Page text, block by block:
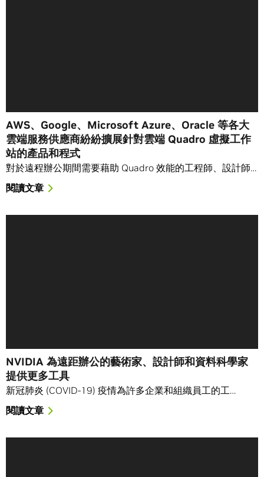
AWS、Google、Microsoft Azure、Oracle 等各大
雲端服務供應商紛紛擴展針對雲端 Quadro 虛擬工作
站的產品和程式
對於遠程辦公期間需要藉助 Quadro 效能的工程師、設計師…
閱讀文章
NVIDIA 為遠距辦公的藝術家、設計師和資料科學家
提供更多工具
新冠肺炎 (COVID-19) 疫情為許多企業和組織員工的工…
閱讀文章